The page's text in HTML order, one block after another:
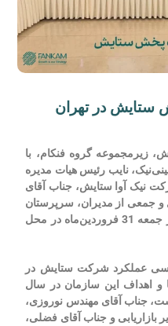
ستایش در تهران
زیرمجموعه گروه فنکام، با
نایب رئیس هیات مدیره
نیک آوا ستایش، جناب آقای
جمعی از مدیران، سرپرستان
روز جمعه 31 فروردین‌ماه در محل
عملکرد شرکت ستایش در
و اهداف این سازمان در سال
جناب آقای مهندس نوروزی،
بازاریابی و جناب آقای فضلی،